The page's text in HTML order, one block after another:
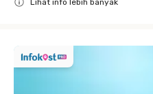
Lihat info lebih banyak